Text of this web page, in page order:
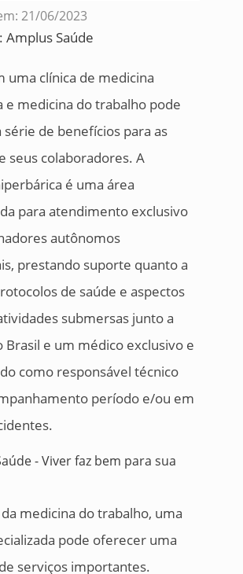
21/06/2023
Amplus Saúde
uma clínica de medicina
e medicina do trabalho pode
de benefícios para as
seus colaboradores. A
é uma área
para atendimento exclusivo
autônomos
prestando suporte quanto a
de saúde e aspectos
submersas junto a
Brasil e um médico exclusivo e
como responsável técnico
período e/ou em
medicina do trabalho, uma
pode oferecer uma
serviços importantes.